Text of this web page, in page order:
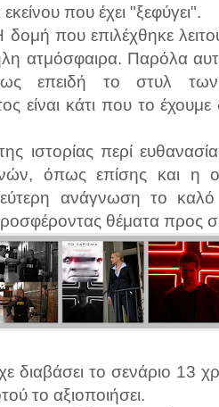
που έχει "ξεφύγει".
δομή που επιλέχθηκε
ατμόσφαιρα. Παρόλα
επειδή το στυλ
είναι κάτι που το
ιστορίας περί
όπως επίσης και η
ανάγνωση το
προσφέροντας θέματα προς
διαβάσει το σενάριο 13
το αξιοποιήσει.